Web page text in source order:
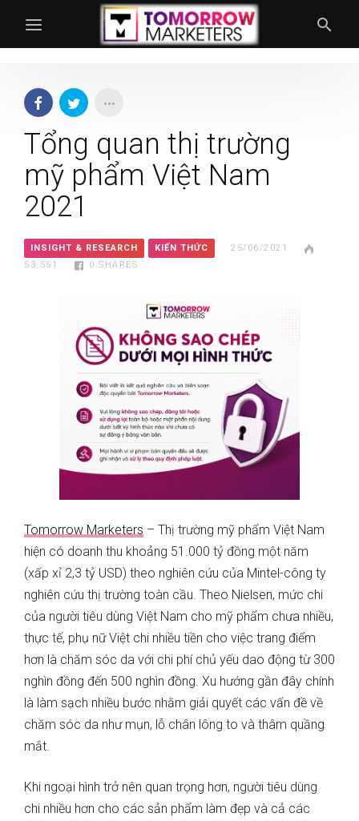
Tổng quan thị trường
mỹ phẩm Việt Nam
2021
INSIGHT & RESEARCH KIẾN THỨC
25/06/2021
53.551
0 SHARES
Tomorrow Marketers – Thị trường mỹ phẩm Việt Nam
hiện có doanh thu khoảng 51.000 tỷ đồng một năm
(xấp xỉ 2,3 tỷ USD) theo nghiên cứu của Mintel-công ty
nghiên cứu thị trường toàn cầu. Theo Nielsen, mức chi
của người tiêu dùng Việt Nam cho mỹ phẩm chưa nhiều,
thực tế, phụ nữ Việt chi nhiều tiền cho việc trang điểm
hơn là chăm sóc da với chi phí chủ yếu dao động từ 300
nghìn đồng đến 500 nghìn đồng. Xu hướng gần đây chính
là làm sạch nhiều bước nhằm giải quyết các vấn đề về
chăm sóc da như mụn, lỗ chân lông to và thâm quầng
mắt.
Khi ngoại hình trở nên quan trọng hơn, người tiêu dùng
chi nhiều hơn cho các sản phẩm làm đẹp và cả các